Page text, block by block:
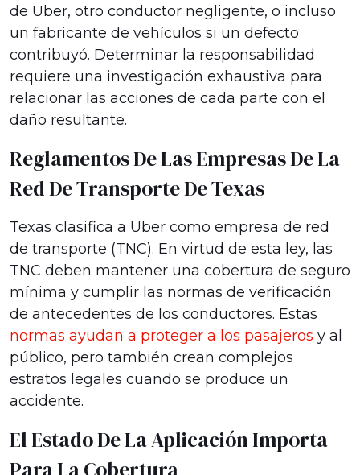
de Uber, otro conductor negligente, o incluso
un fabricante de vehículos si un defecto
contribuyó. Determinar la responsabilidad
requiere una investigación exhaustiva para
relacionar las acciones de cada parte con el
daño resultante.
Reglamentos De Las Empresas De La
Red De Transporte De Texas
Texas clasifica a Uber como empresa de red
de transporte (TNC). En virtud de esta ley, las
TNC deben mantener una cobertura de seguro
mínima y cumplir las normas de verificación
de antecedentes de los conductores. Estas
normas ayudan a proteger a los pasajeros y al
público, pero también crean complejos
estratos legales cuando se produce un
accidente.
El Estado De La Aplicación Importa
Para La Cobertura